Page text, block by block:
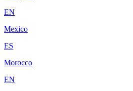
EN
Mexico
ES
Morocco
EN